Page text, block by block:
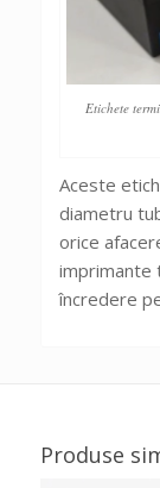
Etichete
Aceste
diametru
orice
imprimante
încredere
Produse